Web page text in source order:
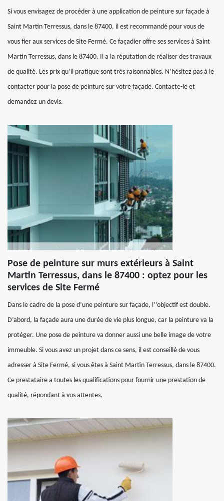
Si vous envisagez de procéder à une application de peinture sur façade à
Saint Martin Terressus, dans le 87400, il est recommandé pour vous de
vous fier aux services de Site Fermé. Ce façadier offre ses services à Saint
Martin Terressus, dans le 87400. Il a la réputation de réaliser des travaux
de qualité. Les prix qu’il pratique sont très raisonnables. N’hésitez pas à le
contacter pour la pose de peinture sur votre façade. Contacte-le et
demandez un devis.
Pose de peinture sur murs extérieurs à Saint
Martin Terressus, dans le 87400 : optez pour les
services de Site Fermé
Dans le cadre de la pose d’une peinture sur façade, l’’objectif est double.
D’abord, la façade aura une durée de vie plus longue, car la peinture va la
protéger. Une pose de peinture va donner aussi une belle image de votre
immeuble. Si vous avez un projet dans ce sens, il est conseillé de vous
adresser à Site Fermé, si vous êtes à Saint Martin Terressus, dans le 87400.
Ce prestataire a toutes les qualifications pour fournir une prestation de
qualité, répondant à vos attentes.